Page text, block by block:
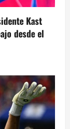
Kast
desde el